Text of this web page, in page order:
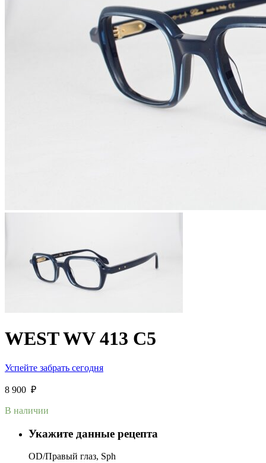
WEST WV 413 C5
Успейте забрать сегодня
8 900 ₽
В наличии
Укажите данные рецепта
OD/Правый глаз, Sph